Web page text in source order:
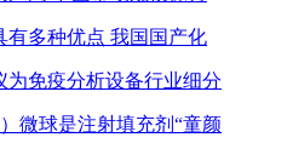
有多种优点 我国国产化
为免疫分析设备行业细分
微球是注射填充剂“童颜